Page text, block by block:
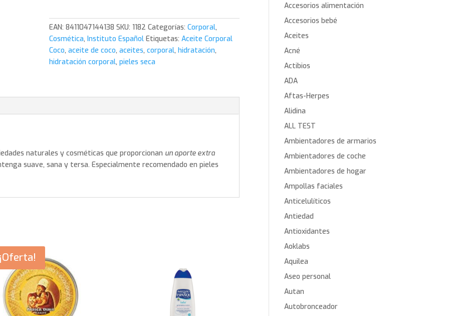
ml.
Instituto
Español
cantidad
EAN:8411047144138 SKU:1182 Categorías:Corporal,
Cosmética,Instituto Español Etiquetas:Aceite Corporal
Coco,aceite de coco,aceites,corporal,hidratación,
hidratación corporal,pieles seca
naturales y cosméticas que proporcionan un aporte extra
suave, sana y tersa. Especialmente recomendado en pieles
¡Oferta!
Accesorios alimentación
Accesorios bebé
Aceites
Acné
Actibios
ADA
Aftas-Herpes
Alidina
ALL TEST
Ambientadores de armarios
Ambientadores de coche
Ambientadores de hogar
Ampollas faciales
Anticelulíticos
Antiedad
Antioxidantes
Aoklabs
Aquilea
Aseo personal
Autan
Autobronceador